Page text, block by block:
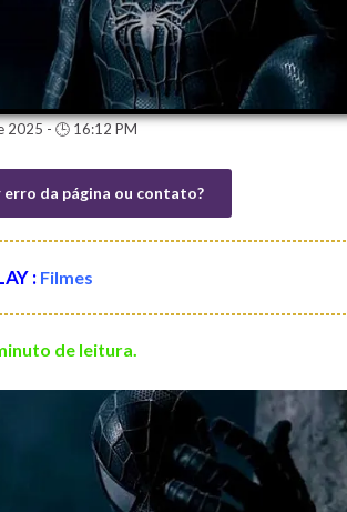
2025 - 🕒 16:12 PM
da página ou contato?
: Filmes
de leitura.